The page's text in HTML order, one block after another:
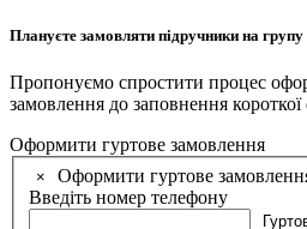
Плануєте замовляти підручники на групу
Пропонуємо спростити процес
замовлення до заповнення
Оформити гуртове замовлення
×
Оформити гуртове
Введіть номер телефону